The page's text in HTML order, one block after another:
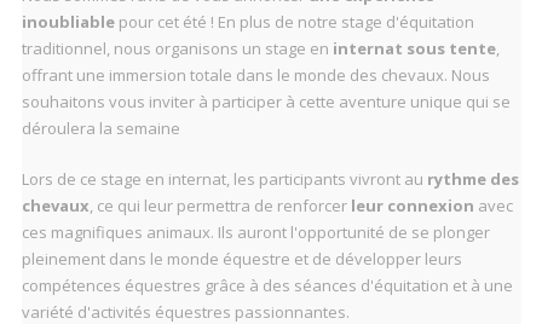
inoubliablepour cet été ! En plus de notre stage d'équitation
traditionnel, nous organisons un stage en internat sous tente,
offrant une immersion totale dans le monde des chevaux. Nous
souhaitons vous inviter à participer à cette aventure unique qui se
déroulera la semaine
Lors de ce stage en internat, les participants vivront au rythme des
chevaux, ce qui leur permettra de renforcer leur connexion avec
ces magnifiques animaux. Ils auront l'opportunité de se plonger
pleinement dans le monde équestre et de développer leurs
compétences équestres grâce à des séances d'équitation et à une
variété d'activités équestres passionnantes.